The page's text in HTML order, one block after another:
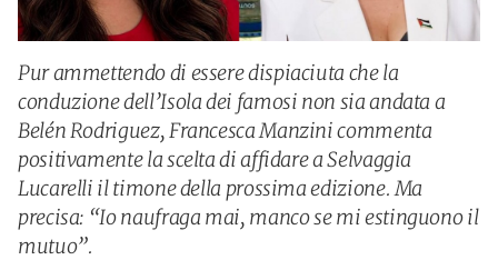
Pur ammettendo di essere dispiaciuta che la
conduzione dell’Isola dei famosi non sia andata a
Belén Rodriguez, Francesca Manzini commenta
positivamente la scelta di affidare a Selvaggia
Lucarelli il timone della prossima edizione. Ma
precisa: “Io naufraga mai, manco se mi estinguono il
mutuo”.